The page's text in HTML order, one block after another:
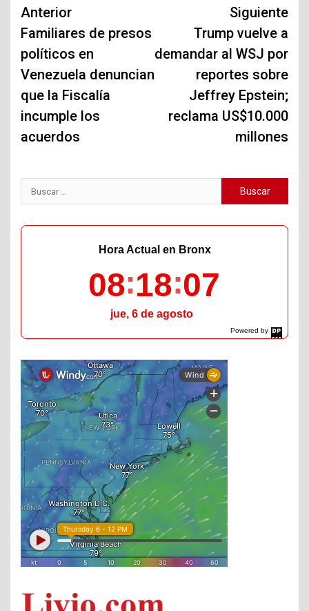
Navegación
de
entradas
Anterior
Familiares de presos
políticos en
Venezuela denuncian
que la Fiscalía
incumple los
acuerdos
Siguiente
Trump vuelve a
demandar al WSJ por
reportes sobre
Jeffrey Epstein;
reclama US$10.000
millones
Buscar:
Powered by
DaysPedia.com
Hora Actual en Bronx
08 18 08
jue, 6 de agosto